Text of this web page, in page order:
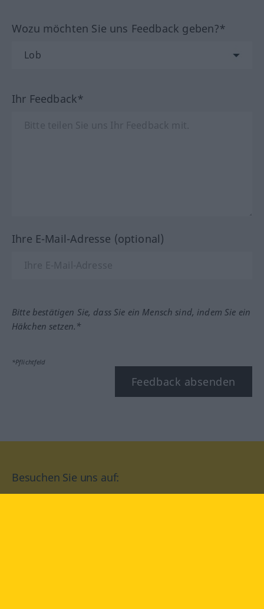
Wozu möchten Sie uns Feedback geben?*
Ihr Feedback*
Ihre E-Mail-Adresse (optional)
Bitte bestätigen Sie, dass Sie ein Mensch sind, indem Sie ein
Häkchen setzen.*
*Pflichtfeld
Feedback absenden
Besuchen Sie uns auf: